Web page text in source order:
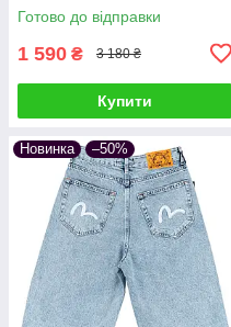
Готово до відправки
1 590 ₴ 3 180 ₴
Купити
Новинка –50%